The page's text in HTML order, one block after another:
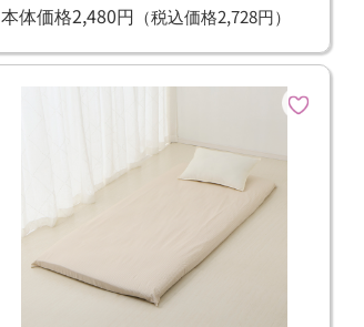
本体価格2,480円 （税込価格2,728円）